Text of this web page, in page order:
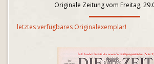
Originale Zeitung vom Freitag,
letztes verfügbares Originalexemplar!